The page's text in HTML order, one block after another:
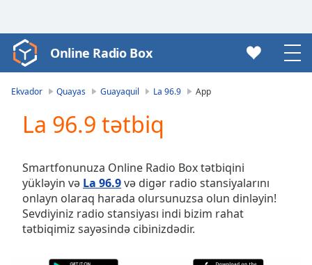
Video
Player
Video
Skip
Backward
Skip
Forward
Mute
Current
Online Radio Box
Ekvador Quayas Guayaquil La 96.9 App
La 96.9 tətbiq
Smartfonunuza Online Radio Box tətbiqini
yükləyin və La 96.9və digər radio stansiyalarını
onlayn olaraq harada olursunuzsa olun dinləyin!
Sevdiyiniz radio stansiyası indi bizim rahat
tətbiqimiz sayəsində cibinizdədir.